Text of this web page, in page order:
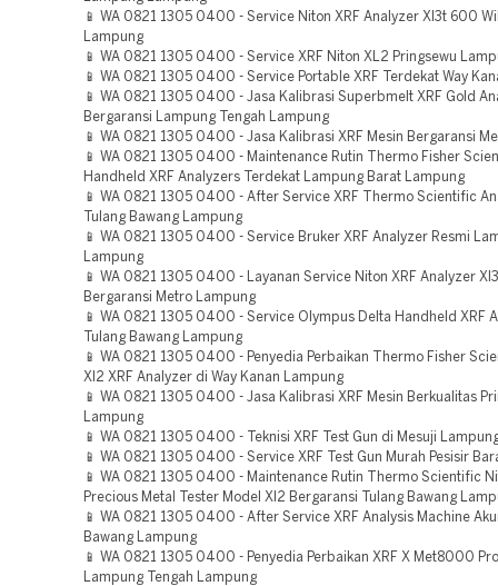
📱 WA 0821 1305 0400 - Service Niton XRF Analyzer Xl3t 600
Lampung
📱 WA 0821 1305 0400 - Service XRF Niton XL2 Pringsewu
📱 WA 0821 1305 0400 - Service Portable XRF Terdekat Way
📱 WA 0821 1305 0400 - Jasa Kalibrasi Superbmelt XRF Gold
Bergaransi Lampung Tengah Lampung
📱 WA 0821 1305 0400 - Jasa Kalibrasi XRF Mesin Bergaransi
📱 WA 0821 1305 0400 - Maintenance Rutin Thermo Fisher
Handheld XRF Analyzers Terdekat Lampung Barat Lampung
📱 WA 0821 1305 0400 - After Service XRF Thermo Scientific
Tulang Bawang Lampung
📱 WA 0821 1305 0400 - Service Bruker XRF Analyzer Resmi
Lampung
📱 WA 0821 1305 0400 - Layanan Service Niton XRF Analyzer
Bergaransi Metro Lampung
📱 WA 0821 1305 0400 - Service Olympus Delta Handheld XRF
Tulang Bawang Lampung
📱 WA 0821 1305 0400 - Penyedia Perbaikan Thermo Fisher
Xl2 XRF Analyzer di Way Kanan Lampung
📱 WA 0821 1305 0400 - Jasa Kalibrasi XRF Mesin Berkualitas
Lampung
📱 WA 0821 1305 0400 - Teknisi XRF Test Gun di Mesuji
📱 WA 0821 1305 0400 - Service XRF Test Gun Murah Pesisir
📱 WA 0821 1305 0400 - Maintenance Rutin Thermo Scientific
Precious Metal Tester Model Xl2 Bergaransi Tulang Bawang
📱 WA 0821 1305 0400 - After Service XRF Analysis Machine
Bawang Lampung
📱 WA 0821 1305 0400 - Penyedia Perbaikan XRF X Met8000
Lampung Tengah Lampung